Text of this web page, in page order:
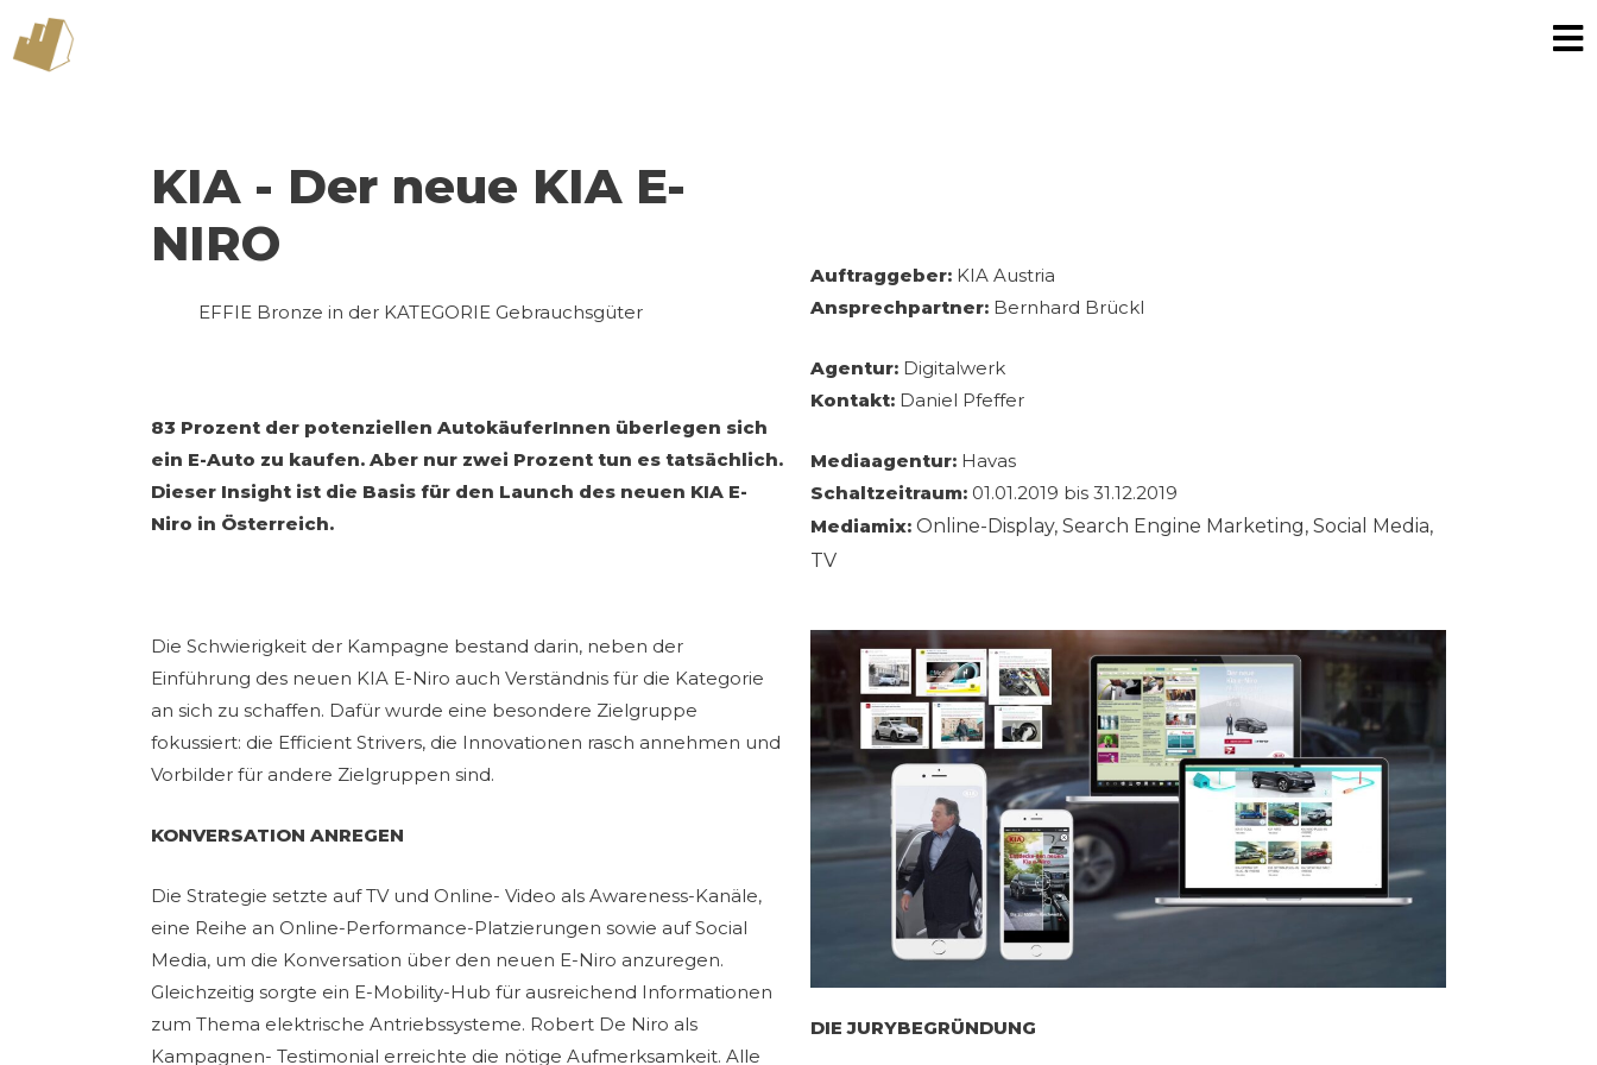
KIA - Der neue KIA E-
NIRO
EFFIE Bronze in der KATEGORIE Gebrauchsgüter
83 Prozent der potenziellen AutokäuferInnen überlegen sich
ein E-Auto zu kaufen. Aber nur zwei Prozent tun es tatsächlich.
Dieser Insight ist die Basis für den Launch des neuen KIA E-
Niro in Österreich.
Auftraggeber: KIA Austria
Ansprechpartner: Bernhard Brückl
Agentur: Digitalwerk
Kontakt: Daniel Pfeffer
Mediaagentur: Havas
Schaltzeitraum: 01.01.2019 bis 31.12.2019
Mediamix: Online-Display, Search Engine Marketing, Social Media,
TV
Die Schwierigkeit der Kampagne bestand darin, neben der
Einführung des neuen KIA E-Niro auch Verständnis für die Kategorie
an sich zu schaffen. Dafür wurde eine besondere Zielgruppe
fokussiert: die Efficient Strivers, die Innovationen rasch annehmen und
Vorbilder für andere Zielgruppen sind.
KONVERSATION ANREGEN
Die Strategie setzte auf TV und Online- Video als Awareness-Kanäle,
eine Reihe an Online-Performance-Platzierungen sowie auf Social
Media, um die Konversation über den neuen E-Niro anzuregen.
Gleichzeitig sorgte ein E-Mobility-Hub für ausreichend Informationen
zum Thema elektrische Antriebssysteme. Robert De Niro als
Kampagnen- Testimonial erreichte die nötige Aufmerksamkeit. Alle
DIE JURYBEGRÜNDUNG